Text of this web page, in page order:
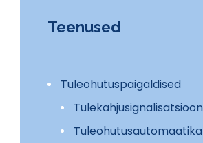
Teenused
Tuleohutuspaigaldised
Tulekahjusignalisatsioon
Tuleohutusautomaatika